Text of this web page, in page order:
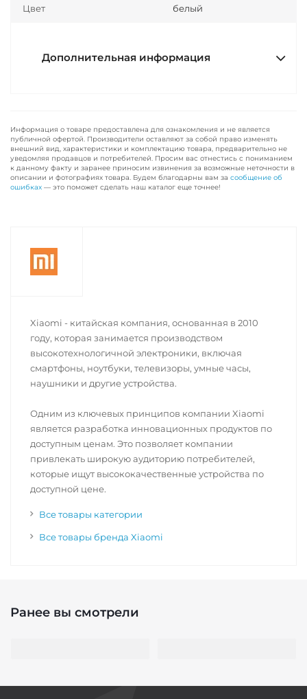
Цвет белый
Дополнительная информация
Информация о товаре предоставлена для ознакомления и не является
публичной офертой. Производители оставляют за собой право изменять
внешний вид, характеристики и комплектацию товара, предварительно не
уведомляя продавцов и потребителей. Просим вас отнестись с пониманием
к данному факту и заранее приносим извинения за возможные неточности в
описании и фотографиях товара. Будем благодарны вам за сообщение об
ошибках — это поможет сделать наш каталог еще точнее!
Xiaomi - китайская компания, основанная в 2010
году, которая занимается производством
высокотехнологичной электроники, включая
смартфоны, ноутбуки, телевизоры, умные часы,
наушники и другие устройства.
Одним из ключевых принципов компании Xiaomi
является разработка инновационных продуктов по
доступным ценам. Это позволяет компании
привлекать широкую аудиторию потребителей,
которые ищут высококачественные устройства по
доступной цене.
Все товары категории
Все товары бренда Xiaomi
Ранее вы смотрели